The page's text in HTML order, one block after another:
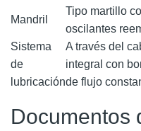
Mandril
Tipo martillo
oscilantes
Sistema
de
lubricación
A través del
integral con
de flujo
Documentos